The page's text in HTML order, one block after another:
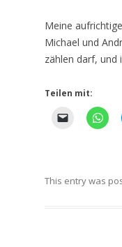
Meine
Michael und
zählen darf, und
Teilen mit:
This entry was